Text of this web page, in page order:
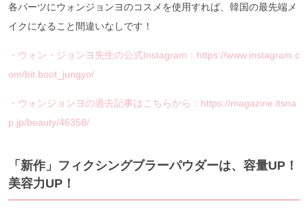
各パーツにウォンジョンヨのコスメを使用すれば、韓国の最先端メ
イクになること間違いなしです！
・ウォン・ジョンヨ先生の公式Instagram：https://www.instagram.c
om/bit.boot_jungyo/
・ウォンジョンヨの過去記事はこちらから：https://magazine.itsna
p.jp/beauty/46358/
「新作」フィクシングブラーパウダーは、容量UP！
美容力UP！